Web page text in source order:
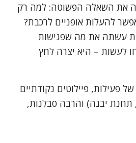
את השאלה הפשוטה: למה רק
להעלות אופניים לרכבת?
עשתה את מה שפגישות
לעשות – היא יצרה לחץ
פעילות, פיילוטים נקודתיים
תחנת יבנה) והרבה סבלנות,